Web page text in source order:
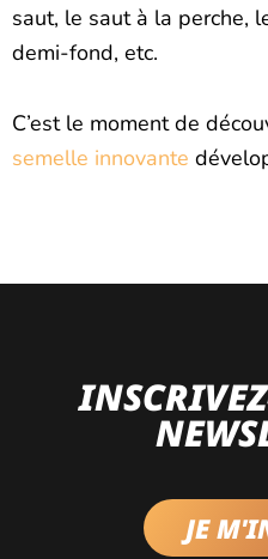
saut, le saut à la perche,
demi-fond, etc.
C’est le moment de
semelle innovante
JE